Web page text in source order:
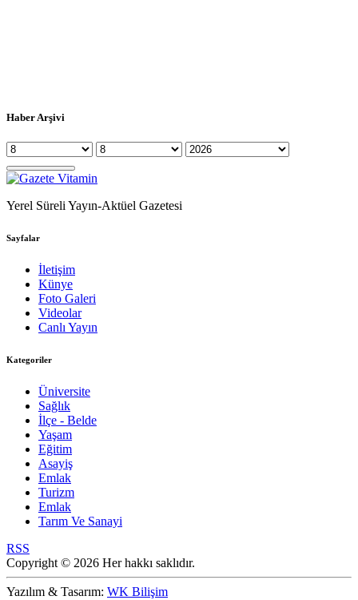
Haber Arşivi
Yerel Süreli Yayın-Aktüel Gazetesi
Sayfalar
İletişim
Künye
Foto Galeri
Videolar
Canlı Yayın
Kategoriler
Üniversite
Sağlık
İlçe - Belde
Yaşam
Eğitim
Asayiş
Emlak
Turizm
Emlak
Tarım Ve Sanayi
RSS
Copyright © 2026 Her hakkı saklıdır.
Yazılım & Tasarım: WK Bilişim